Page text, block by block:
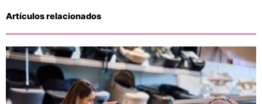
Artículos relacionados